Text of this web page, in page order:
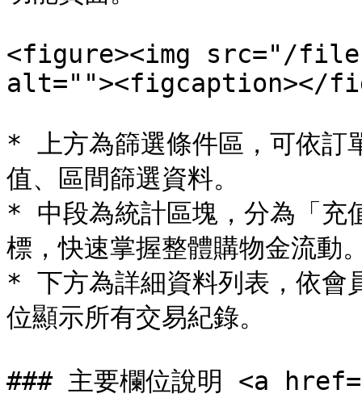
<figure><img src="/files/
alt=""><figcaption></
* 上方為篩選條件區，可依訂
值、區間篩選資料。
* 中段為統計區塊，分為「充
標，快速掌握整體購物金流動
* 下方為詳細資料列表，依會
位顯示所有交易紀錄。
### 主要欄位說明 <a